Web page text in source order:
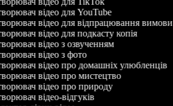
відео для YouTube
відео для відпрацювання вимови
відео для подкасту копія
відео з озвученням
відео з фото
відео про домашніх улюбленців
відео про мистецтво
відео про природу
відео-відгуків